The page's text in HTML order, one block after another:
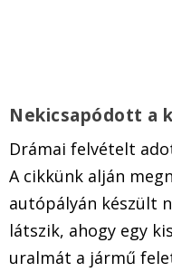
Nekicsapódott a
Drámai felvételt
A cikkünk alján
autópályán készült
látszik, ahogy egy
uralmát a jármű